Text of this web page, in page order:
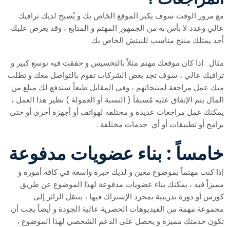
مع مرور الوقت سوف يكبر الموقع الخاص بك و يُصبح لديك ترافيك
عالي وعدد لا بأس به من الجمهور المهتم و المتابع ، وقد يعرض عليك
أحد يمتلك منتج مناسب للنيتش الخاص بك
مثال : إذا كان موقعك مهتم مثلاً بالتخسيس و حققت فيه توسع كبير و
ترافيك عالي ، سوف تجد بعض الشركات تقوم بالتواصل معك و تطلب
منك عمل مراجعة لمنتجاتهم ، وفي المقابل طبعاً ستدفع لك مبلغ من
المال يتم الإتفاق عليه مُسبقاً ( النسبة أو العمولة ) نظير هذا العمل ،
يمكنك عمل مراجعات عديدة و مختلفة لهواتف أو أجهزة أخرى أو حتى
برامج أو تطبيقات أو أي خدمات مختلفة .
خامساً : بناء عضويات مدفوعة
إذا كنت مهتماً بموضوع معين و لديك خبرة واسعة في كافة أموره و
مميزاً فيه ، يمكنك بناء عضويات مدفوعة لهذا الموضوع عن طريق
كورس أو دورة تدريبية بمجرد الإشتراك فيها ، ينتقل الزائر إلى
مجموعة مهمة من الفيديوهات الحصرية عالية الجودة و أيضاً يجب أن
تكون خدمتك مميزة و يحصل على الدعم الشخصي لهذا الموضوع ،